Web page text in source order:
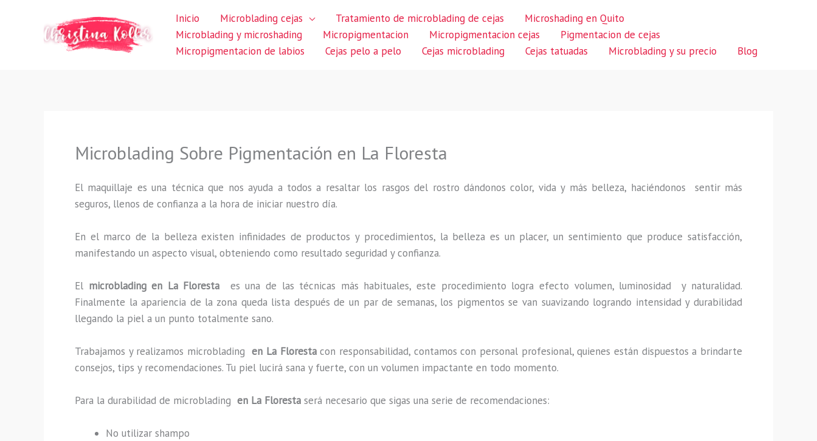
Inicio Microblading cejas Tratamiento de microblading de cejas
Microshading en Quito
Microblading y microshading
Micropigmentacion Micropigmentacion cejas
Pigmentacion de cejas
Micropigmentacion de labios
Cejas pelo a pelo Cejas microblading Cejas tatuadas Microblading y su precio Blog
Microblading Sobre Pigmentación en La Floresta
El maquillaje es una técnica que nos ayuda a todos a resaltar los rasgos del rostro dándonos color, vida y más belleza, haciéndonos sentir más
seguros, llenos de confianza a la hora de iniciar nuestro día.
En el marco de la belleza existen infinidades de productos y procedimientos, la belleza es un placer, un sentimiento que produce satisfacción,
manifestando un aspecto visual, obteniendo como resultado seguridad y confianza.
El microblading en La Floresta es una de las técnicas más habituales, este procedimiento logra efecto volumen, luminosidad y naturalidad.
Finalmente la apariencia de la zona queda lista después de un par de semanas, los pigmentos se van suavizando logrando intensidad y durabilidad
llegando la piel a un punto totalmente sano.
Trabajamos y realizamos microblading en La Florestacon responsabilidad, contamos con personal profesional, quienes están dispuestos a brindarte
consejos, tips y recomendaciones. Tu piel lucirá sana y fuerte, con un volumen impactante en todo momento.
Para la durabilidad de microblading en La Floresta será necesario que sigas una serie de recomendaciones:
No utilizar shampo